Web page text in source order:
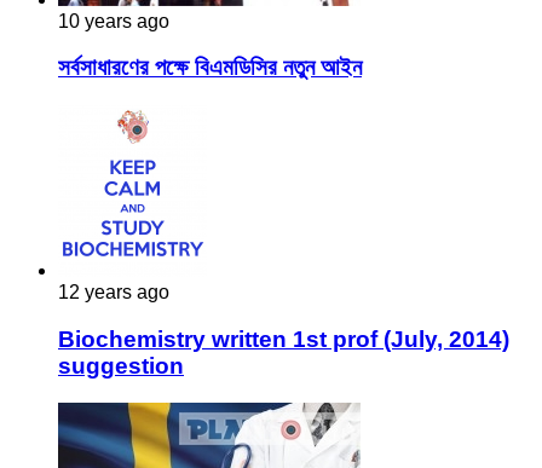
10 years ago
সর্বসাধারণের পক্ষে বিএমডিসির নতুন আইন
12 years ago
Biochemistry written 1st prof (July, 2014)
suggestion